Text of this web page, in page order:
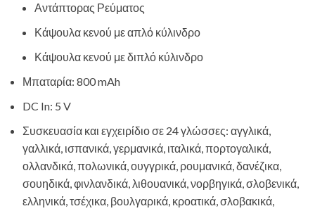
Αντάπτορας Ρεύματος
Κάψουλα κενού με απλό κύλινδρο
Κάψουλα κενού με διπλό κύλινδρο
Μπαταρία: 800 mAh
DC In: 5 V
Συσκευασία και εγχειρίδιο σε 24 γλώσσες: αγγλικά,
γαλλικά, ισπανικά, γερμανικά, ιταλικά, πορτογαλικά,
ολλανδικά, πολωνικά, ουγγρικά, ρουμανικά, δανέζικα,
σουηδικά, φινλανδικά, λιθουανικά, νορβηγικά, σλοβενικά,
ελληνικά, τσέχικα, βουλγαρικά, κροατικά, σλοβακικά,